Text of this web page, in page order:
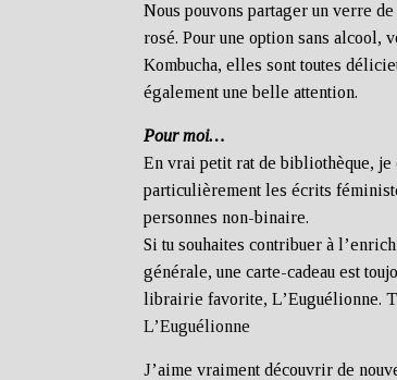
Nous pouvons partager un verre
rosé. Pour une option sans alcool,
Kombucha, elles sont toutes
également une belle attention.
Pour moi…
En vrai petit rat de bibliothèque, je
particulièrement les écrits
personnes non-binaire.
Si tu souhaites contribuer à
générale, une carte-cadeau est
librairie favorite, L’Euguélionne.
L’Euguélionne
J’aime vraiment découvrir de